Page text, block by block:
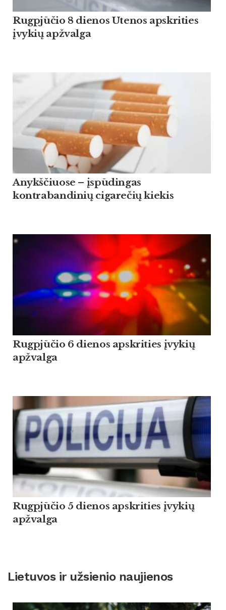
Rugpjūčio 8 dienos Utenos apskrities
įvykių apžvalga
Anykščiuose – įspūdingas
kontrabandinių cigarečių kiekis
Rugpjūčio 6 dienos apskrities įvykių
apžvalga
Rugpjūčio 5 dienos apskrities įvykių
apžvalga
Lietuvos ir užsienio naujienos